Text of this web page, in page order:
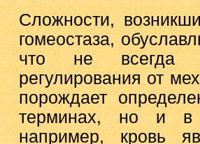
Сложности,
гомеостаза,
что не всегда
регулирования от
порождает
терминах, но и в
например, кровь